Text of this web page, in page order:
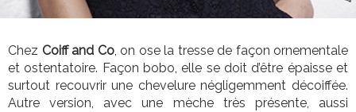
Chez Coiff and Co, on ose la tresse de façon ornementale
et ostentatoire. Façon bobo, elle se doit d’être épaisse et
surtout recouvrir une chevelure négligemment décoiffée.
Autre version, avec une mèche très présente, aussi